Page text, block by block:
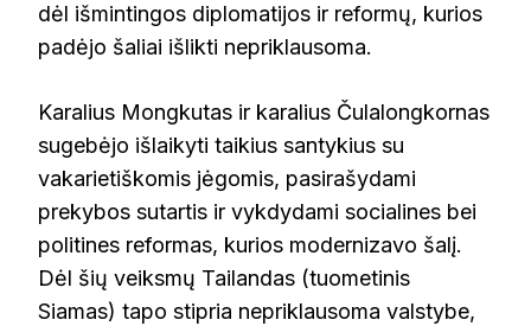
dėl išmintingos diplomatijos ir reformų, kurios
padėjo šaliai išlikti nepriklausoma.
Karalius Mongkutas ir karalius Čulalongkornas
sugebėjo išlaikyti taikius santykius su
vakarietiškomis jėgomis, pasirašydami
prekybos sutartis ir vykdydami socialines bei
politines reformas, kurios modernizavo šalį.
Dėl šių veiksmų Tailandas (tuometinis
Siamas) tapo stipria nepriklausoma valstybe,